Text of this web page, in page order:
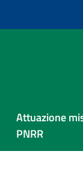
Attuazione
PNRR